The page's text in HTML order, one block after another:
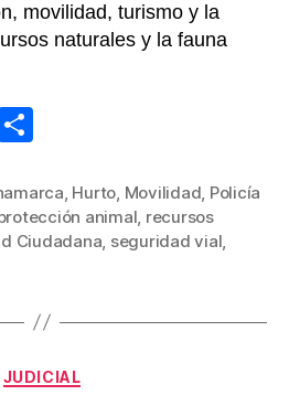
movilidad, turismo y la
naturales y la fauna
Pi
m
p
, Hurto, Movilidad, Policía
animal, recursos
Ciudadana, seguridad vial,
Categorías
JUDICIAL